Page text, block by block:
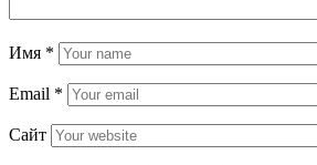
Имя *
Email *
Сайт